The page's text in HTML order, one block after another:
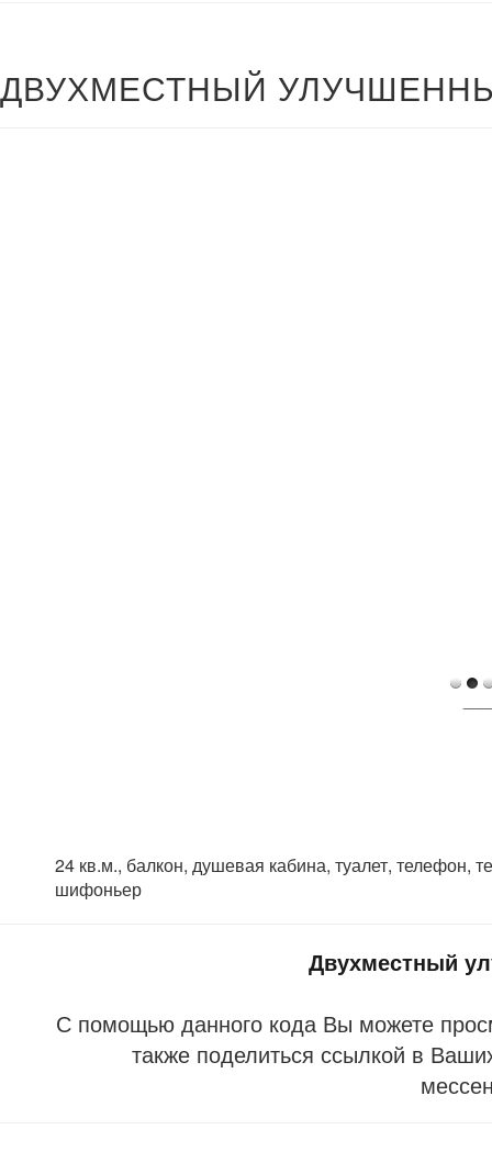
ДВУХМЕСТНЫЙ
24 кв.м., балкон, душевая кабина, туалет, телефон,
шифоньер
Двухместный
С помощью данного кода Вы можете
также поделиться ссылкой в